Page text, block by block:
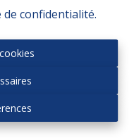
de confidentialité.